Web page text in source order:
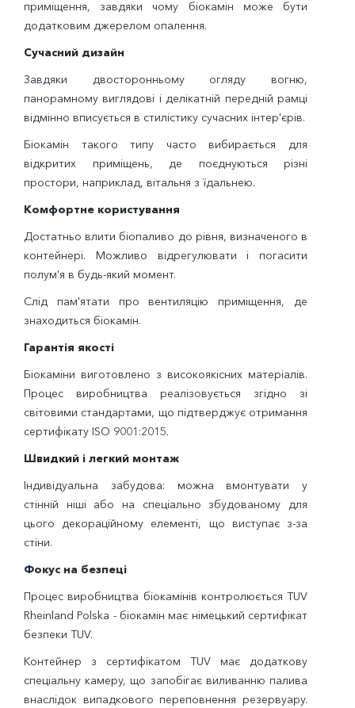
приміщення, завдяки чому біокамін може бути
додатковим джерелом опалення.
Сучасний дизайн
Завдяки двосторонньому огляду вогню,
панорамному виглядові і делікатній передній рамці
відмінно вписується в стилістику сучасних інтер'єрів.
Біокамін такого типу часто вибирається для
відкритих приміщень, де поєднуються різні
простори, наприклад, вітальня з їдальнею.
Комфортне користування
Достатньо влити біопаливо до рівня, визначеного в
контейнері. Можливо відрегулювати і погасити
полум'я в будь-який момент.
Слід пам'ятати про вентиляцію приміщення, де
знаходиться біокамін.
Гарантія якості
Біокаміни виготовлено з високоякісних матеріалів.
Процес виробництва реалізовується згідно зі
світовими стандартами, що підтверджує отримання
сертифікату ISO 9001:2015.
Швидкий і легкий монтаж
Індивідуальна забудова: можна вмонтувати у
стінній ніші або на спеціально збудованому для
цього декораційному елементі, що виступає з-за
стіни.
Фокус на безпеці
Процес виробництва біокамінів контролюється TUV
Rheinland Polska - біокамін має німецький сертифікат
безпеки TUV.
Контейнер з сертифікатом TUV має додаткову
спеціальну камеру, що запобігає виливанню палива
внаслідок випадкового переповнення резервуару.